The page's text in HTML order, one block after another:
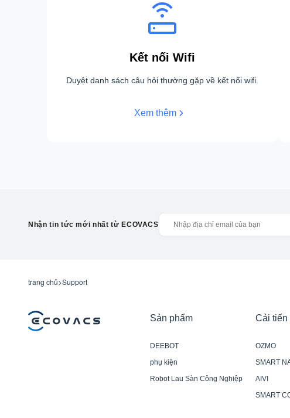
Kết nối Wifi
Duyệt danh sách câu hỏi thường gặp về kết nối wifi.
Xem thêm
Nhận tin tức mới nhất từ ECOVACS
trang chủ>Support
Sản phẩm
DEEBOT
phụ kiện
Robot Lau Sàn Công Nghiệp
Cải tiến
OZMO
SMART
AIVI
SMART